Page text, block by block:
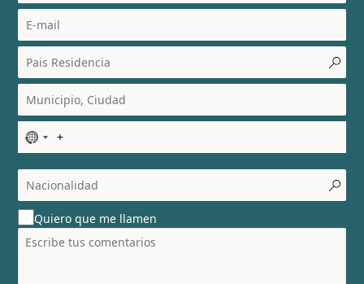
N
o
c
o
u
n
t
Quiero que me llamen